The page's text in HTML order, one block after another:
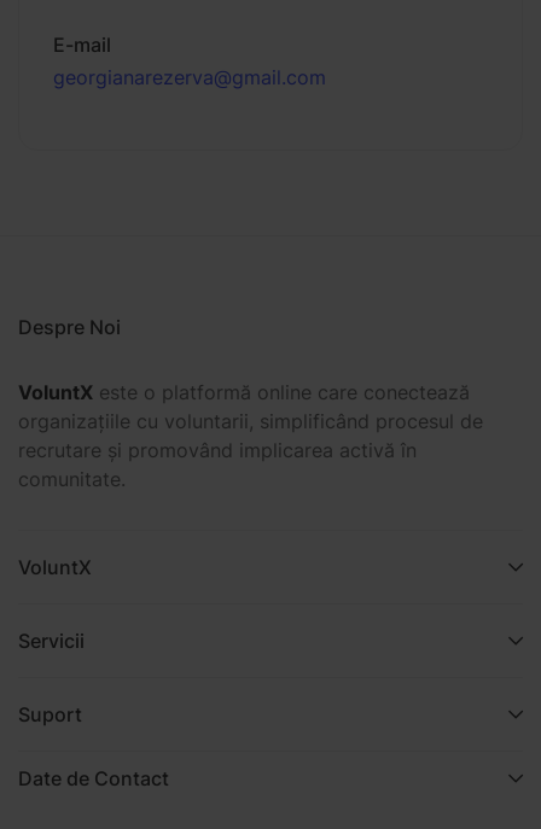
E-mail
georgianarezerva@gmail.com
Despre Noi
VoluntX este o platformă online care conectează
organizațiile cu voluntarii, simplificând procesul de
recrutare și promovând implicarea activă în
comunitate.
VoluntX
Servicii
Suport
Date de Contact